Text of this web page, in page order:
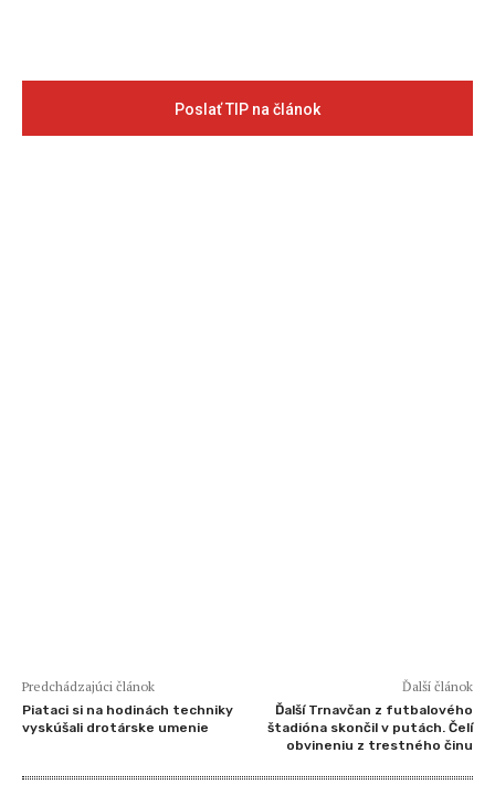
Poslať TIP na článok
Predchádzajúci článok
Piataci si na hodinách techniky
vyskúšali drotárske umenie
Ďalší článok
Ďalší Trnavčan z futbalového
štadióna skončil v putách. Čelí
obvineniu z trestného činu